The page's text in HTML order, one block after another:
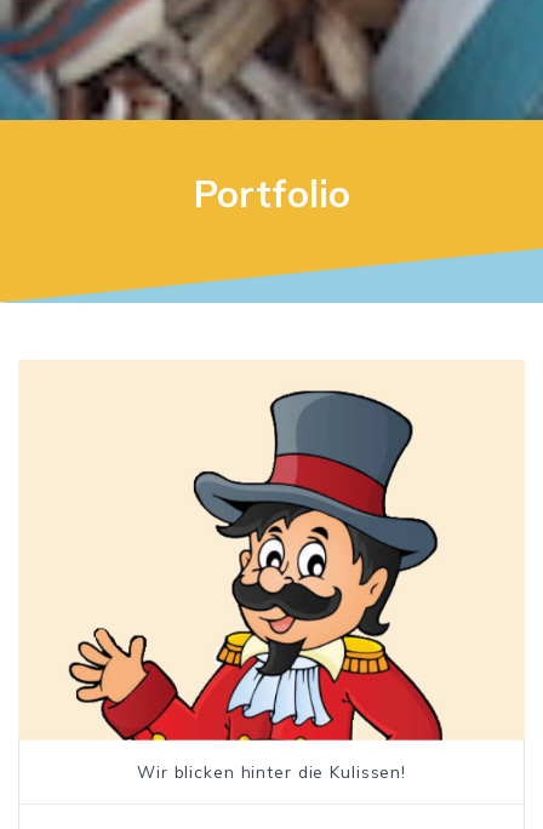
Portfolio
Wir blicken hinter die Kulissen!